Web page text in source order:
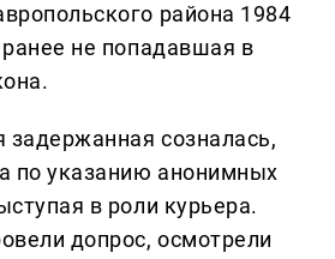
района 1984
не попадавшая в
задержанная созналась,
по указанию анонимных
в роли курьера.
допрос, осмотрели